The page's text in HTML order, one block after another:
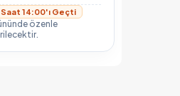
Saat 14:00'ı Geçti
özenle